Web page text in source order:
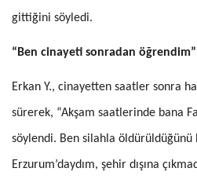
gittiğini söyledi.
“Ben cinayeti sonradan öğrendim”
Erkan Y., cinayetten saatler sonra
sürerek, “Akşam saatlerinde bana
söylendi. Ben silahla
Erzurum’daydım, şehir dışına